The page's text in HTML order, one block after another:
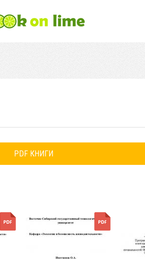
PDF КНИГИ